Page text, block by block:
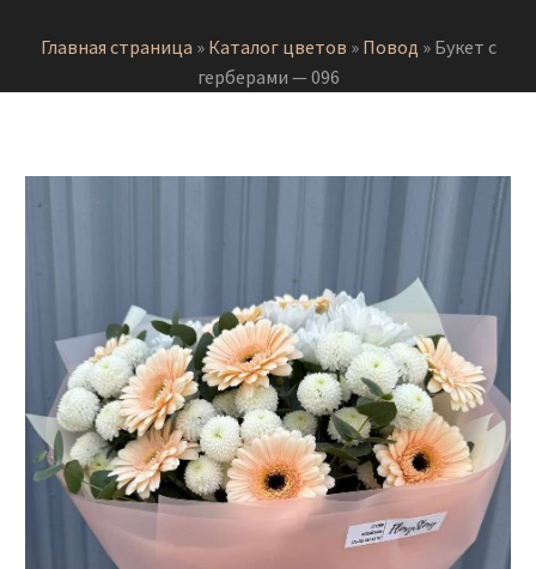
Главная страница » Каталог цветов » Повод » Букет с
герберами — 096